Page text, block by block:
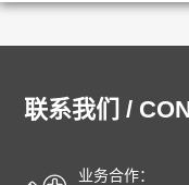
联系我们 /
业务合作：